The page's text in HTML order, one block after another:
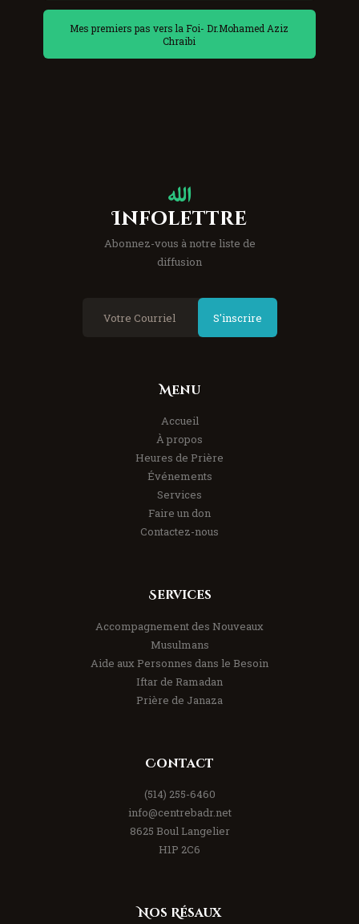
Mes premiers pas vers la Foi- Dr.Mohamed Aziz
Chraibi
Infolettre
Abonnez-vous à notre liste de
diffusion
S'inscrire
Menu
Accueil
À propos
Heures de Prière
Événements
Services
Faire un don
Contactez-nous
Services
Accompagnement des Nouveaux
Musulmans
Aide aux Personnes dans le Besoin
Iftar de Ramadan
Prière de Janaza
Contact
(514) 255-6460
info@centrebadr.net
8625 Boul Langelier
H1P 2C6
Nos Résaux